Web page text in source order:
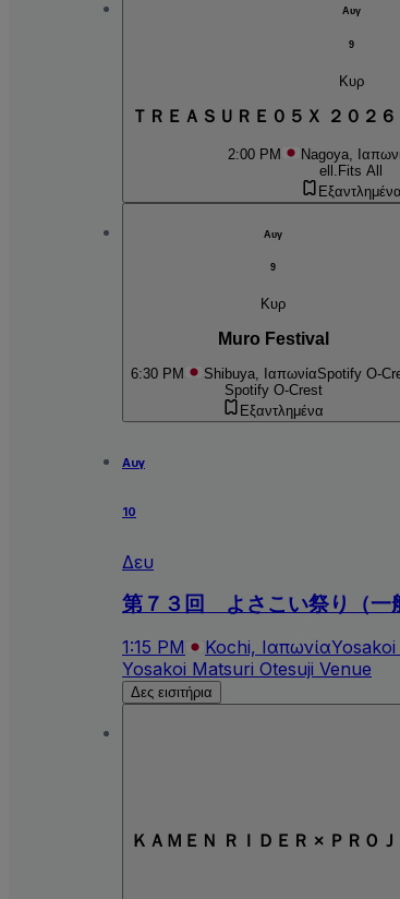
Αυγ
9
Κυρ
ＴＲＥＡＳＵＲＥ０５Ｘ ２０２
2:00 PM Nagoya,
ell.Fits All
Εξαντλημένα
Αυγ
9
Κυρ
Muro Festival
6:30 PM Shibuya, ΙαπωνίαSpotify O-
Spotify O-Crest
Εξαντλημένα
Αυγ
10
Δευ
第７３回 よさこい祭り（一
1:15 PM Kochi, Ιαπωνία
Yosakoi Matsuri Otesuji Venue
Δες εισιτήρια
ＫＡＭＥＮ ＲＩＤＥＲ × ＰＲＯ